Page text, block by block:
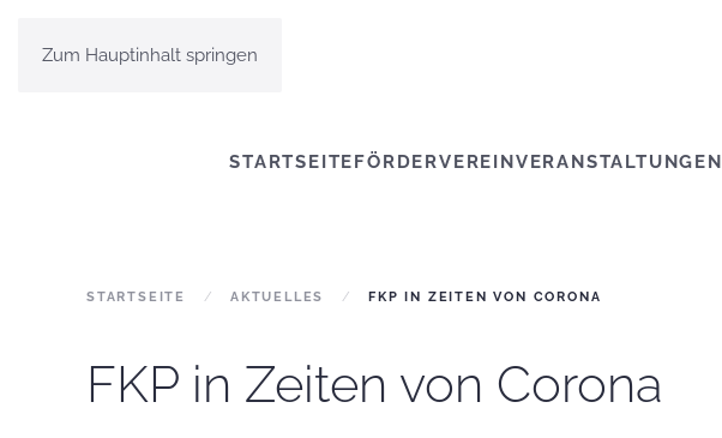
Zum Hauptinhalt springen
STARTSEITEFÖRDERVEREINVERANSTALTUNGEN
STARTSEITE AKTUELLES FKP IN ZEITEN VON CORONA
FKP in Zeiten von Corona